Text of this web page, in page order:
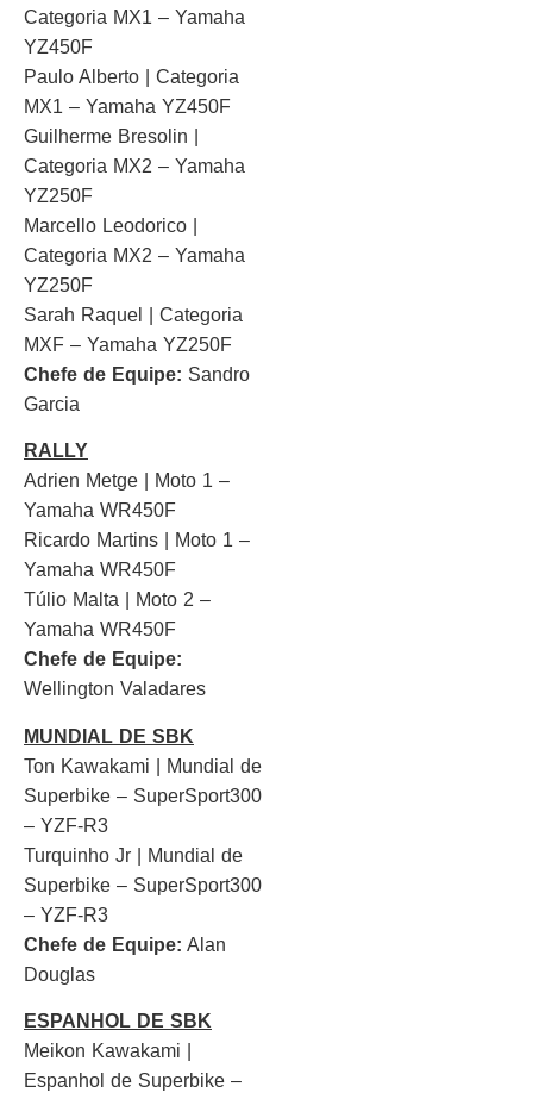
Categoria MX1 – Yamaha
YZ450F
Paulo Alberto | Categoria
MX1 – Yamaha YZ450F
Guilherme Bresolin |
Categoria MX2 – Yamaha
YZ250F
Marcello Leodorico |
Categoria MX2 – Yamaha
YZ250F
Sarah Raquel | Categoria
MXF – Yamaha YZ250F
Chefe de Equipe: Sandro
Garcia
RALLY
Adrien Metge | Moto 1 –
Yamaha WR450F
Ricardo Martins | Moto 1 –
Yamaha WR450F
Túlio Malta | Moto 2 –
Yamaha WR450F
Chefe de Equipe:
Wellington Valadares
MUNDIAL DE SBK
Ton Kawakami | Mundial de
Superbike – SuperSport300
– YZF-R3
Turquinho Jr | Mundial de
Superbike – SuperSport300
– YZF-R3
Chefe de Equipe: Alan
Douglas
ESPANHOL DE SBK
Meikon Kawakami |
Espanhol de Superbike –